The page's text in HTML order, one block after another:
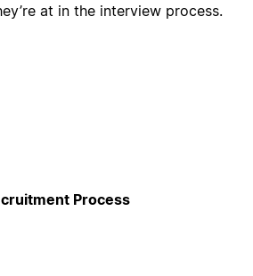
at in the interview process.
Process